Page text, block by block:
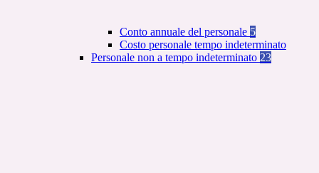
Conto annuale del personale 5
Costo personale tempo indeterminato
Personale non a tempo indeterminato 23